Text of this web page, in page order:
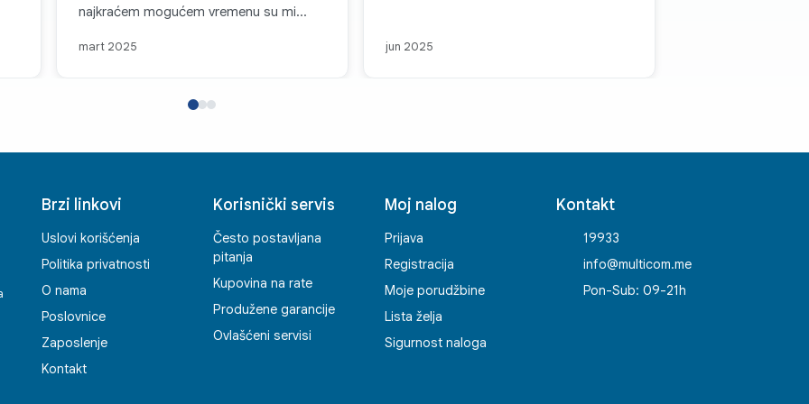
najkraćem mogućem vremenu su mi
odgovarajućem.
mart 2025 jun 2025
Brzi linkovi
Uslovi korišćenja
Politika privatnosti
O nama
Poslovnice
Zaposlenje
Kontakt
Korisnički servis
Često postavljana
pitanja
Kupovina na rate
Produžene garancije
Ovlašćeni servisi
Moj nalog
Prijava
Registracija
Moje porudžbine
Lista želja
Sigurnost naloga
Kontakt
19933
info@multicom.me
Pon-Sub: 09-21h